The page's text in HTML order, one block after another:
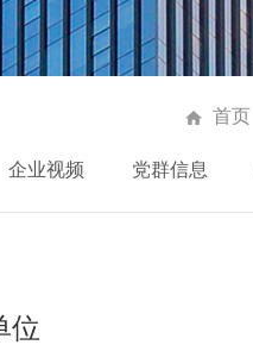
首页
企业视频 党群信息
位